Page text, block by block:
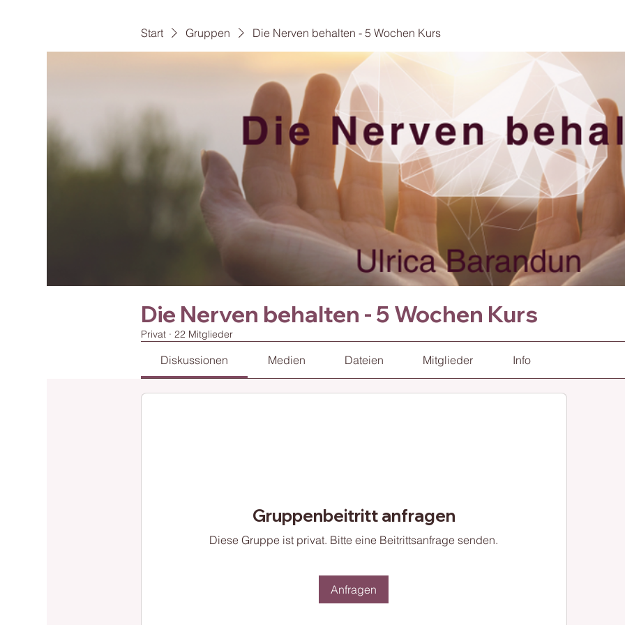
Start Gruppen Die Nerven behalten - 5 Wochen Kurs
Die Nerven behalten - 5 Wochen Kurs
Privat · 22 Mitglieder
Diskussionen Medien Dateien Mitglieder Info
Gruppenbeitritt anfragen
Diese Gruppe ist privat. Bitte eine Beitrittsanfrage senden.
Anfragen